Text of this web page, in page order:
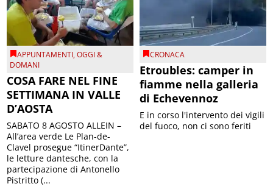
APPUNTAMENTI,OGGI &
DOMANI
COSA FARE NEL FINE
SETTIMANA IN VALLE
D’AOSTA
SABATO 8 AGOSTO ALLEIN –
All’area verde Le Plan-de-
Clavel prosegue “ItinerDante”,
le letture dantesche, con la
partecipazione di Antonello
Pistritto (...
CRONACA
Etroubles: camper in
fiamme nella galleria
di Echevennoz
E in corso l'intervento dei vigili
del fuoco, non ci sono feriti